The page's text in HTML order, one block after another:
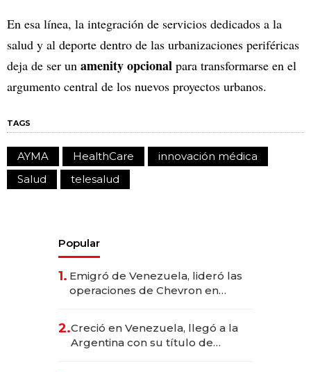
En esa línea, la integración de servicios dedicados a la
salud y al deporte dentro de las urbanizaciones periféricas
deja de ser un amenity opcional para transformarse en el
argumento central de los nuevos proyectos urbanos.
TAGS
AYMA HealthCare
innovación médica
Salud
telesalud
Popular
1. Emigró de Venezuela, lideró las
operaciones de Chevron en
2.Creció en Venezuela, llegó a la
Argentina con su título de